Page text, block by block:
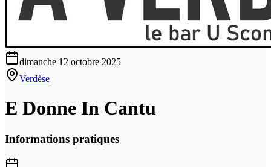
dimanche 12 octobre 2025
Verdèse
E Donne In Cantu
Informations pratiques